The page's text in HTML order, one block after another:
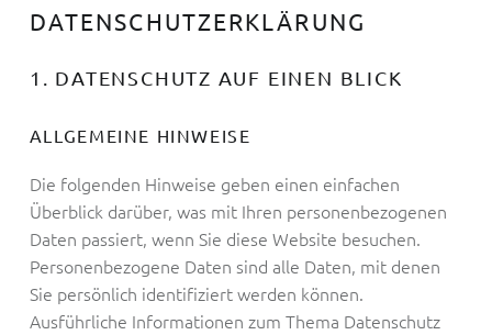
DATENSCHUTZERKLÄRUNG
1. DATENSCHUTZ AUF EINEN BLICK
ALLGEMEINE HINWEISE
Die folgenden Hinweise geben einen einfachen
Überblick darüber, was mit Ihren personenbezogenen
Daten passiert, wenn Sie diese Website besuchen.
Personenbezogene Daten sind alle Daten, mit denen
Sie persönlich identifiziert werden können.
Ausführliche Informationen zum Thema Datenschutz